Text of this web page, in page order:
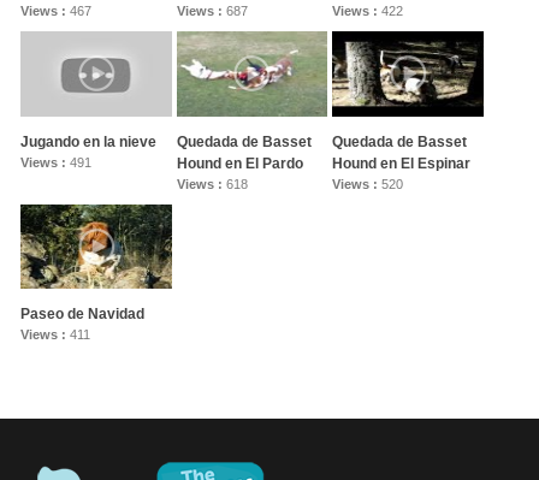
Views : 467 Views : 687 Views :422
Jugando en la nieve
Views : 491
Quedada de Basset
Hound en El Pardo
Views : 618
Quedada de Basset
Hound en El Espinar
Views :520
Paseo de Navidad
Views : 411